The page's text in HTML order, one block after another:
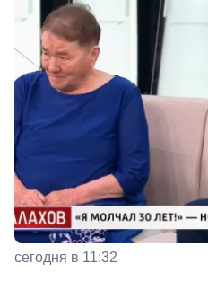
сегодня в 11:32